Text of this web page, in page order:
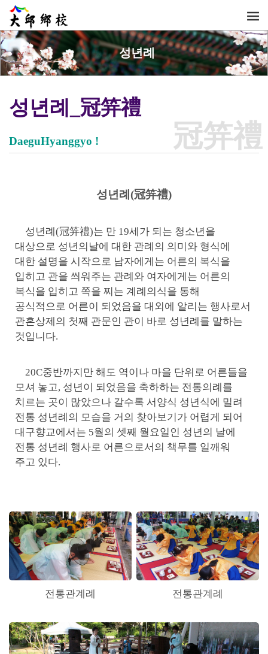
성년례
冠笄禮
성년례_冠笄禮
DaeguHyanggyo !
성년례(冠笄禮)
성년례(冠笄禮)는 만 19세가 되는 청소년을
대상으로 성년의날에 대한 관례의 의미와 형식에
대한 설명을 시작으로 남자에게는 어른의 복식을
입히고 관을 씌워주는 관례와 여자에게는 어른의
복식을 입히고 쪽을 찌는 계례의식을 통해
공식적으로 어른이 되었음을 대외에 알리는 행사로서
관혼상제의 첫째 관문인 관이 바로 성년례를 말하는
것입니다.
20C중반까지만 해도 역이나 마을 단위로 어른들을
모셔 놓고, 성년이 되었음을 축하하는 전통의례를
치르는 곳이 많았으나 갈수록 서양식 성년식에 밀려
전통 성년례의 모습을 거의 찾아보기가 어렵게 되어
대구향교에서는 5월의 셋째 월요일인 성년의 날에
전통 성년례 행사로 어른으로서의 책무를 일깨워
주고 있다.
전통관계례 전통관계례